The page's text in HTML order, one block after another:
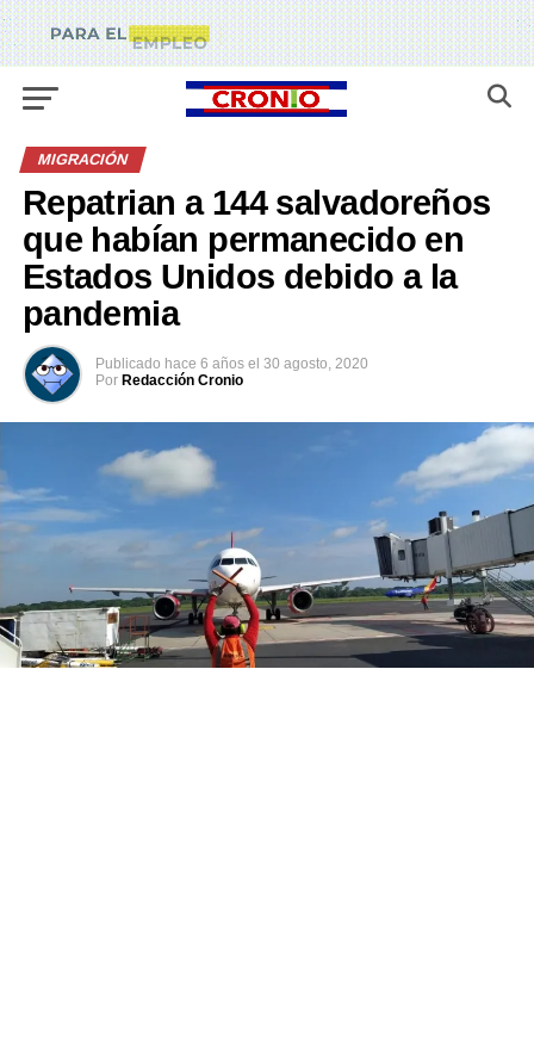
MIGRACIÓN
Repatrian a 144 salvadoreños
que habían permanecido en
Estados Unidos debido a la
pandemia
Publicado hace 6 años el 30 agosto, 2020
Por Redacción Cronio